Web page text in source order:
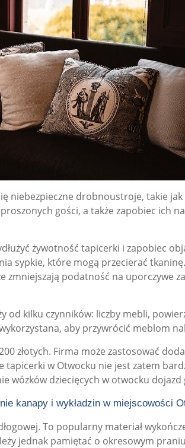
niebezpieczne drobnoustroje, takie
gości, a także zapobiec ich
żywotność tapicerki i zapobiec
sypkie, które mogą przecierać
podatność na uporczywe
od kilku czynników: liczby mebli,
aby przywrócić meblom
złotych. Firma może zastosować
w Otwocku nie jest zatem
wózków dziecięcych w otwocku dojazd
kanapy i wykładzin w miejscowości
To popularny materiał
jednak pamiętać o okresowym